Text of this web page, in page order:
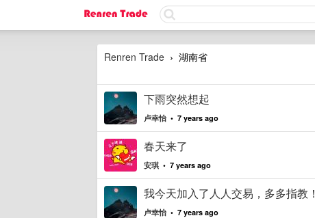
Renren Trade › 湖南省
下雨突然想起
卢幸怡 • 7 years ago
春天来了
安琪 • 7 years ago
我今天加入了人人交易，多多指教！
卢幸怡 • 7 years ago